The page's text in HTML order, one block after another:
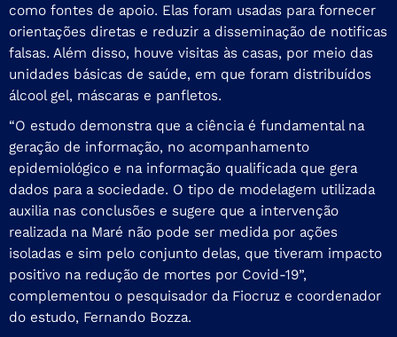
como fontes de apoio. Elas foram usadas para fornecer
orientações diretas e reduzir a disseminação de notificas
falsas. Além disso, houve visitas às casas, por meio das
unidades básicas de saúde, em que foram distribuídos
álcool gel, máscaras e panfletos.
“O estudo demonstra que a ciência é fundamental na
geração de informação, no acompanhamento
epidemiológico e na informação qualificada que gera
dados para a sociedade. O tipo de modelagem utilizada
auxilia nas conclusões e sugere que a intervenção
realizada na Maré não pode ser medida por ações
isoladas e sim pelo conjunto delas, que tiveram impacto
positivo na redução de mortes por Covid-19”,
complementou o pesquisador da Fiocruz e coordenador
do estudo, Fernando Bozza.